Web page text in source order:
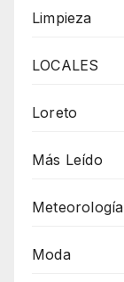
Limpieza
LOCALES
Loreto
Más Leído
Meteorología
Moda